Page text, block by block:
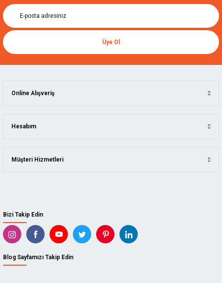
Üye Ol
Bizi Takip Edin
Blog Sayfamızı Takip Edin
Online Alışveriş
Hesabım
Müşteri Hizmetleri